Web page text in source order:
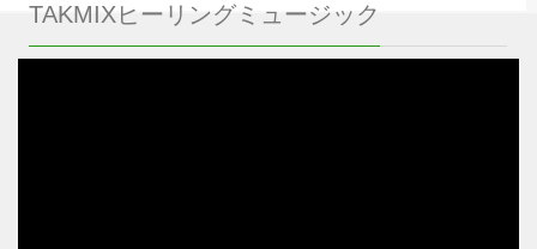
TAKMIXヒーリングミュージック